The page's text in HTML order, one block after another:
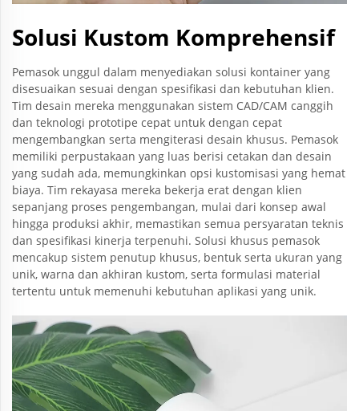
Solusi Kustom Komprehensif
Pemasok unggul dalam menyediakan solusi kontainer yang
disesuaikan sesuai dengan spesifikasi dan kebutuhan klien.
Tim desain mereka menggunakan sistem CAD/CAM canggih
dan teknologi prototipe cepat untuk dengan cepat
mengembangkan serta mengiterasi desain khusus. Pemasok
memiliki perpustakaan yang luas berisi cetakan dan desain
yang sudah ada, memungkinkan opsi kustomisasi yang hemat
biaya. Tim rekayasa mereka bekerja erat dengan klien
sepanjang proses pengembangan, mulai dari konsep awal
hingga produksi akhir, memastikan semua persyaratan teknis
dan spesifikasi kinerja terpenuhi. Solusi khusus pemasok
mencakup sistem penutup khusus, bentuk serta ukuran yang
unik, warna dan akhiran kustom, serta formulasi material
tertentu untuk memenuhi kebutuhan aplikasi yang unik.